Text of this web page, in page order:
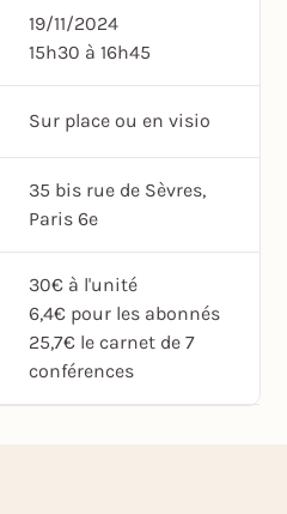
19/11/2024
15h30 à 16h45
Sur place ou en visio
35 bis rue de Sèvres,
Paris 6e
30€ à l'unité
6,4€ pour les abonnés
25,7€ le carnet de 7
conférences